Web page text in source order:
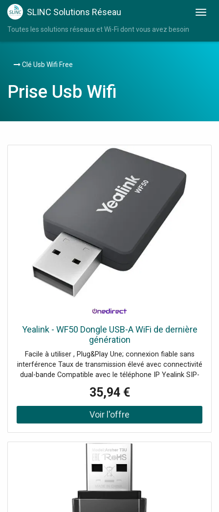
SLINC Solutions Réseau
Toutes les solutions réseaux et Wi-Fi dont vous avez besoin
Clé Usb Wifi Free
Prise Usb Wifi
Yealink - WF50 Dongle USB-A WiFi de dernière
génération
Facile à utiliser , Plug&Play Une; connexion fiable sans
interférence Taux de transmission élevé avec connectivité
dual-bande Compatible avec le téléphone IP Yealink SIP-
35,94 €